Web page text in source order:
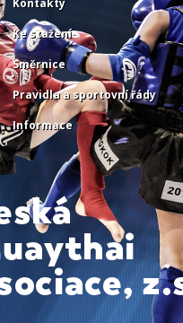
Kontakty
Ke stažení
Směrnice
Pravidla a sportovní řády
Informace